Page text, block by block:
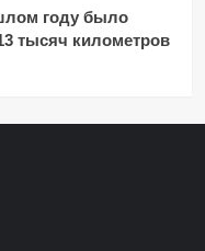
году было
тысяч километров